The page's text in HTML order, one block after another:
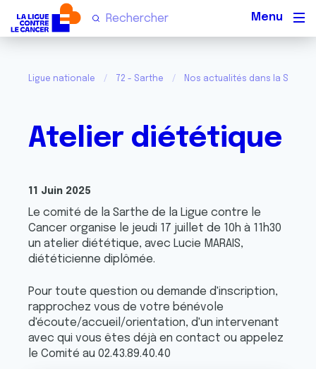
Ligue nationale 72 - Sarthe Nos actualités dans la Sarthe
Atelier diététique
11 Juin 2025
Le comité de la Sarthe de la Ligue contre le
Cancer organise le jeudi 17 juillet de 10h à 11h30
un atelier diététique, avec Lucie MARAIS,
diététicienne diplômée.
Pour toute question ou demande d'inscription,
rapprochez vous de votre bénévole
d'écoute/accueil/orientation, d'un intervenant
avec qui vous êtes déjà en contact ou appelez
le Comité au 02.43.89.40.40